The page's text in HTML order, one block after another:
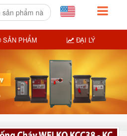
SẢN PHẨM ĐẠI LÝ